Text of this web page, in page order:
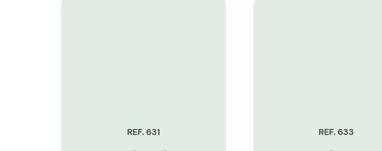
REF. 631 REF. 633